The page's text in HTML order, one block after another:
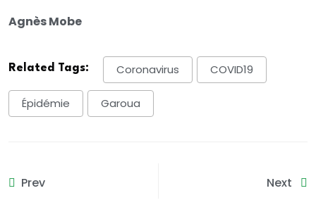
Agnès Mobe
Related Tags: Coronavirus COVID19
Épidémie Garoua
Prev Next